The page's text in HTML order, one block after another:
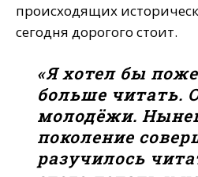
происходящих
сегодня дорогого стоит.
«Я хотел бы
больше читать.
молодёжи.
поколение
разучилось